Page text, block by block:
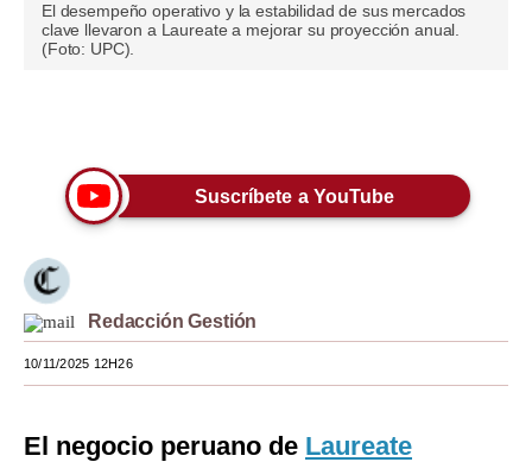
Blogs
Tendencias
Moda
Mundo
España
El desempeño operativo y la estabilidad de sus mercados
clave llevaron a Laureate a mejorar su proyección anual.
(Foto: UPC).
Suscríbete a YouTube
Redacción Gestión
10/11/2025 12H26
El negocio peruano de Laureate